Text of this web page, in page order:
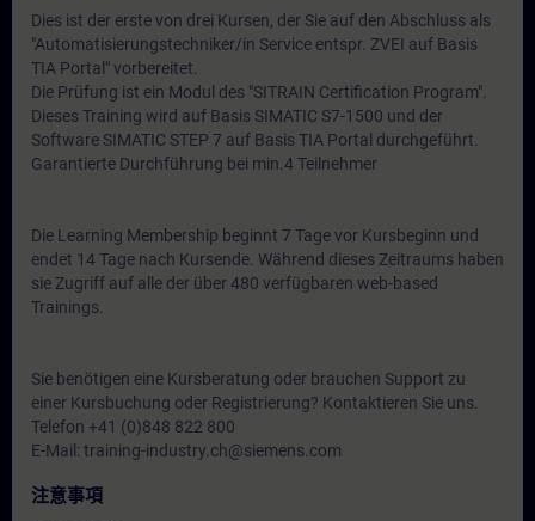
Dies ist der erste von drei Kursen, der Sie auf den Abschluss als
"Automatisierungstechniker/in Service entspr. ZVEI auf Basis
TIA Portal" vorbereitet.
Die Prüfung ist ein Modul des "SITRAIN Certification Program".
Dieses Training wird auf Basis SIMATIC S7-1500 und der
Software SIMATIC STEP 7 auf Basis TIA Portal durchgeführt.
Garantierte Durchführung bei min.4 Teilnehmer
Die Learning Membership beginnt 7 Tage vor Kursbeginn und
endet 14 Tage nach Kursende. Während dieses Zeitraums haben
sie Zugriff auf alle der über 480 verfügbaren web-based
Trainings.
Sie benötigen eine Kursberatung oder brauchen Support zu
einer Kursbuchung oder Registrierung? Kontaktieren Sie uns.
Telefon +41 (0)848 822 800
E-Mail: training-industry.ch@siemens.com
注意事項